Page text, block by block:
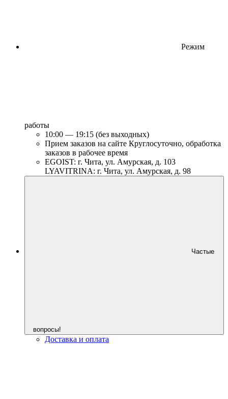
Режим
работы
10:00 — 19:15 (без выходных)
Прием заказов на сайте Круглосуточно, обработка
заказов в рабочее время
EGOIST: г. Чита, ул. Амурская, д. 103
LYAVITRINA: г. Чита, ул. Амурская, д. 98
Частые
вопросы!
Доставка и оплата